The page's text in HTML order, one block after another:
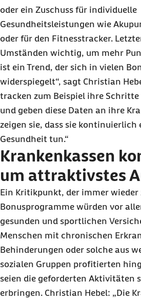
oder ein Zuschuss für individuelle
Gesundheitsleistungen wie
oder für den Fitnesstracker.
Umständen wichtig, um mehr
ist ein Trend, der sich in vielen
widerspiegelt“, sagt Christian
tracken zum Beispiel ihre
und geben diese Daten an ihre
zeigen sie, dass sie kontinuierlich
Gesundheit tun.“
Krankenkassen
um attraktivstes
Ein Kritikpunkt, der immer wieder
Bonusprogramme würden vor
gesunden und sportlichen
Menschen mit chronischen
Behinderungen oder solche aus
sozialen Gruppen profitierten
seien die geforderten Aktivitäten
erbringen. Christian Hebel: „Die